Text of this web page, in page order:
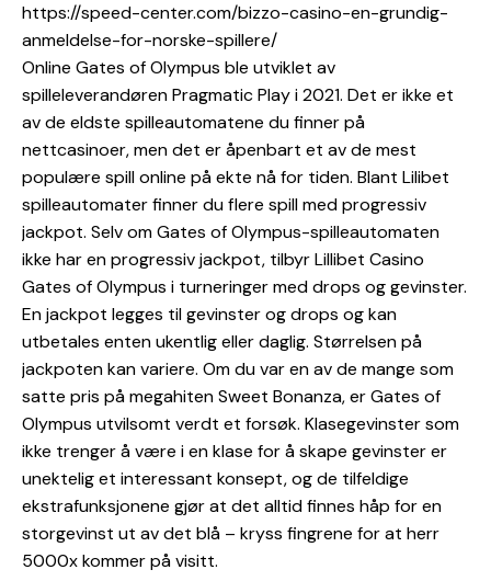
https://speed-center.com/bizzo-casino-en-grundig-
anmeldelse-for-norske-spillere/
Online Gates of Olympus ble utviklet av
spilleleverandøren Pragmatic Play i 2021. Det er ikke et
av de eldste spilleautomatene du finner på
nettcasinoer, men det er åpenbart et av de mest
populære spill online på ekte nå for tiden. Blant Lilibet
spilleautomater finner du flere spill med progressiv
jackpot. Selv om Gates of Olympus-spilleautomaten
ikke har en progressiv jackpot, tilbyr Lillibet Casino
Gates of Olympus i turneringer med drops og gevinster.
En jackpot legges til gevinster og drops og kan
utbetales enten ukentlig eller daglig. Størrelsen på
jackpoten kan variere. Om du var en av de mange som
satte pris på megahiten Sweet Bonanza, er Gates of
Olympus utvilsomt verdt et forsøk. Klasegevinster som
ikke trenger å være i en klase for å skape gevinster er
unektelig et interessant konsept, og de tilfeldige
ekstrafunksjonene gjør at det alltid finnes håp for en
storgevinst ut av det blå – kryss fingrene for at herr
5000x kommer på visitt.